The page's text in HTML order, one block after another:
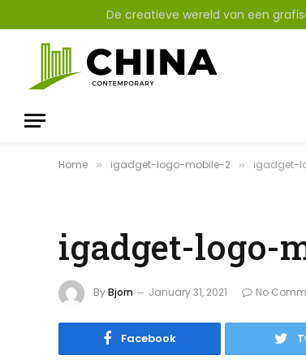
De creatieve wereld van een
Home » igadget-logo-mobile-2 » igadget-
igadget-logo-
ByBjorn January 31, 2021 No
Facebook